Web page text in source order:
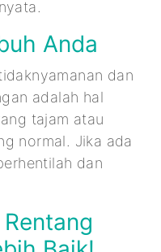
Anda
dan
adalah hal
tajam atau
normal. Jika ada
dan